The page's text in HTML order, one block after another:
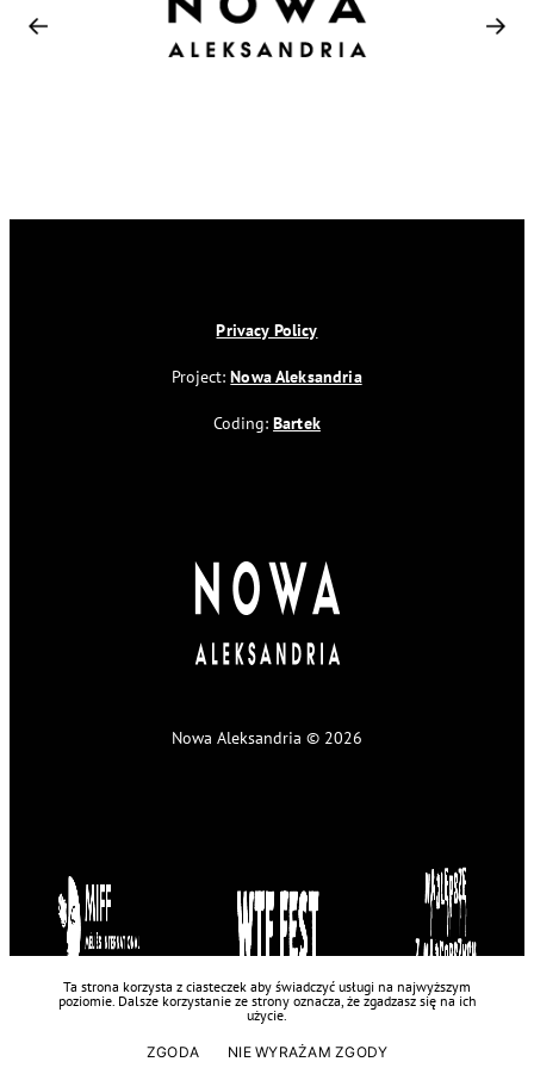
Privacy Policy
Project:Nowa Aleksandria
Coding:Bartek
Nowa Aleksandria © 2026
Ta strona korzysta z ciasteczek aby świadczyć usługi na najwyższym
poziomie. Dalsze korzystanie ze strony oznacza, że zgadzasz się na ich
użycie.
ZGODA NIE WYRAŻAM ZGODY